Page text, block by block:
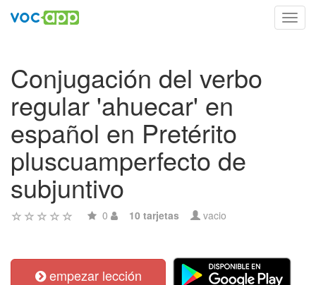
Conjugación del verbo
regular 'ahuecar' en
español en Pretérito
pluscuamperfecto de
subjuntivo
0 10 tarjetas vacio
empezar lección